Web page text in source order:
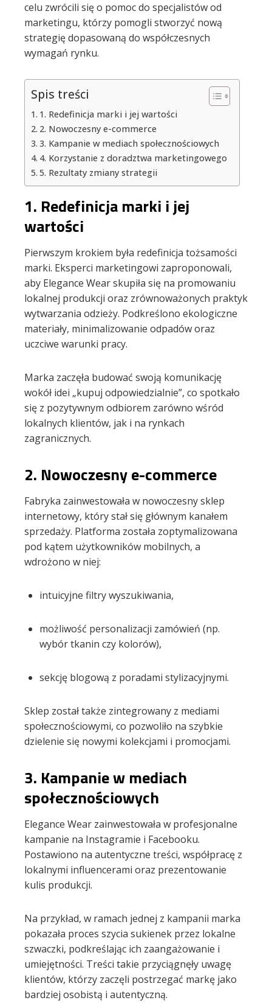
celu zwrócili się o pomoc do specjalistów od
marketingu, którzy pomogli stworzyć nową
strategię dopasowaną do współczesnych
wymagań rynku.
Spis treści
1. Redefinicja marki i jej wartości
2. Nowoczesny e-commerce
3. Kampanie w mediach społecznościowych
4. Korzystanie z doradztwa marketingowego
5. Rezultaty zmiany strategii
1. Redefinicja marki i jej
wartości
Pierwszym krokiem była redefinicja tożsamości
marki. Eksperci marketingowi zaproponowali,
aby Elegance Wear skupiła się na promowaniu
lokalnej produkcji oraz zrównoważonych praktyk
wytwarzania odzieży. Podkreślono ekologiczne
materiały, minimalizowanie odpadów oraz
uczciwe warunki pracy.
Marka zaczęła budować swoją komunikację
wokół idei „kupuj odpowiedzialnie”, co spotkało
się z pozytywnym odbiorem zarówno wśród
lokalnych klientów, jak i na rynkach
zagranicznych.
2. Nowoczesny e-commerce
Fabryka zainwestowała w nowoczesny sklep
internetowy, który stał się głównym kanałem
sprzedaży. Platforma została zoptymalizowana
pod kątem użytkowników mobilnych, a
wdrożono w niej:
intuicyjne filtry wyszukiwania,
możliwość personalizacji zamówień (np.
wybór tkanin czy kolorów),
sekcję blogową z poradami stylizacyjnymi.
Sklep został także zintegrowany z mediami
społecznościowymi, co pozwoliło na szybkie
dzielenie się nowymi kolekcjami i promocjami.
3. Kampanie w mediach
społecznościowych
Elegance Wear zainwestowała w profesjonalne
kampanie na Instagramie i Facebooku.
Postawiono na autentyczne treści, współpracę z
lokalnymi influencerami oraz prezentowanie
kulis produkcji.
Na przykład, w ramach jednej z kampanii marka
pokazała proces szycia sukienek przez lokalne
szwaczki, podkreślając ich zaangażowanie i
umiejętności. Treści takie przyciągnęły uwagę
klientów, którzy zaczęli postrzegać markę jako
bardziej osobistą i autentyczną.